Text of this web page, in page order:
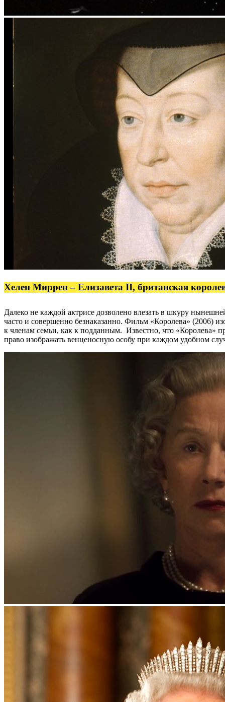
Хелен Миррен – Елизавета II, британская
Далеко не каждой актрисе дозволено влезать в шкуру
часто и совершенно безнаказанно. Фильм «Королева» (2006)
к членам семьи, как к подданным. Известно, что «Королева»
право изображать венценосную особу при каждом удобном